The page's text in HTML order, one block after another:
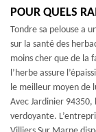
POUR QUELS
Tondre sa pelouse a
sur la santé des
moins cher que de la
l’herbe assure
le meilleur moyen de
Avec Jardinier 94350,
verdoyante.